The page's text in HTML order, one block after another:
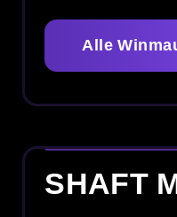
ALLE